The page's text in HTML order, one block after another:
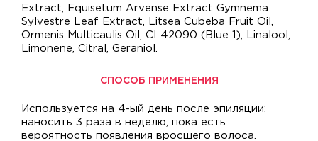
Extract, Equisetum Arvense Extract Gymnema
Sylvestre Leaf Extract, Litsea Cubeba Fruit Oil,
Ormenis Multicaulis Oil, CI 42090 (Blue 1), Linalool,
Limonene, Citral, Geraniol.
СПОСОБ ПРИМЕНЕНИЯ
Используется на 4-ый день после эпиляции:
наносить 3 раза в неделю, пока есть
вероятность появления вросшего волоса.